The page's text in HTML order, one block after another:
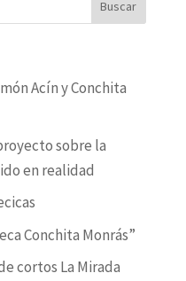
Acín y Conchita
sobre la
en realidad
Conchita Monrás”
cortos La Mirada